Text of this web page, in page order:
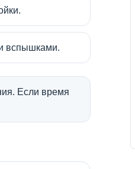
вспышками.
Если время